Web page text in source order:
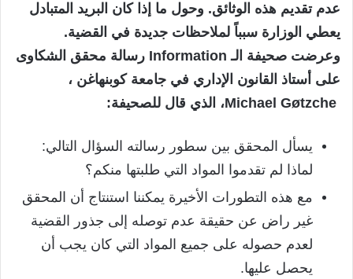
عدم تقديم هذه الوثائق. وحول ما إذا كان البريد المتبادل
يعطي الوزارة سبباً لملاحظات جديدة في القضية.
وعرضت صحيفة الـ Information رسالة محقق الشكاوى
على أستاذ القانون الإداري في جامعة كوبنهاغن ،
يسأل المحقق بين سطور رسالته السؤال التالي:
لماذا لم تقدموا المواد التي طلبتها منكم؟
مع هذه التطورات الأخيرة يمكننا استنتاج أن المحقق
غير راض عن حقيقة عدم توصله إلى جذور القضية
لعدم حصوله على جميع المواد التي كان يجب أن
يحصل عليها.